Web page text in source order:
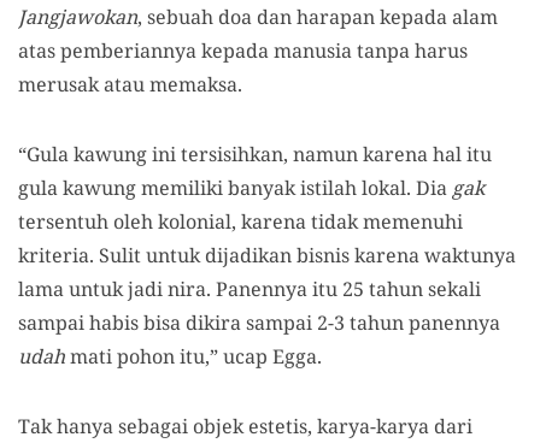
Jangjawokan, sebuah doa dan harapan kepada alam
atas pemberiannya kepada manusia tanpa harus
merusak atau memaksa.
“Gula kawung ini tersisihkan, namun karena hal itu
gula kawung memiliki banyak istilah lokal. Dia gak
tersentuh oleh kolonial, karena tidak memenuhi
kriteria. Sulit untuk dijadikan bisnis karena waktunya
lama untuk jadi nira. Panennya itu 25 tahun sekali
sampai habis bisa dikira sampai 2-3 tahun panennya
udahmati pohon itu,” ucap Egga.
Tak hanya sebagai objek estetis, karya-karya dari